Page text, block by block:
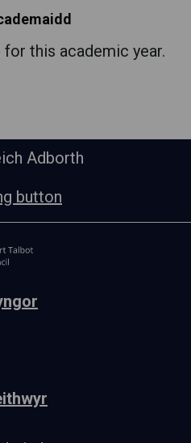
this academic year.
Adborth